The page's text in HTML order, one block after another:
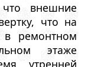
внешние
что на
ремонтном
этаже
утренней